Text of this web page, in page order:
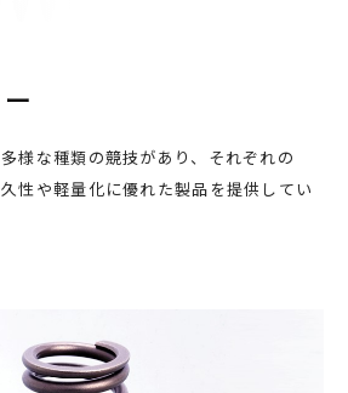
様な種類の競技があり、それぞれの
性や軽量化に優れた製品を提供してい